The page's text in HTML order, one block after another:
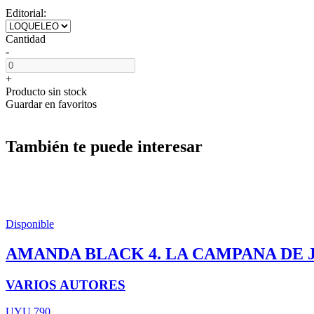
Editorial:
Cantidad
-
+
Producto sin stock
Guardar en favoritos
También te puede interesar
Disponible
AMANDA BLACK 4. LA CAMPANA DE
VARIOS AUTORES